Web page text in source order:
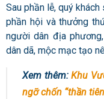
Sau phần lễ, quý
phần hội và thưởng
người dân địa
dân dã, mộc mạc tạo
Xem thêm:Khu
ngỡ chốn “thần